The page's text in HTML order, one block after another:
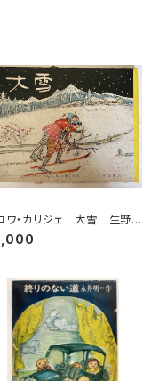
ワ・カリジェ 大雪 生野
・訳 函 1965年 岩波
刊